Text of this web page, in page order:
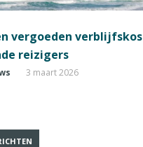
vergoeden
reizigers
3 maart 2026